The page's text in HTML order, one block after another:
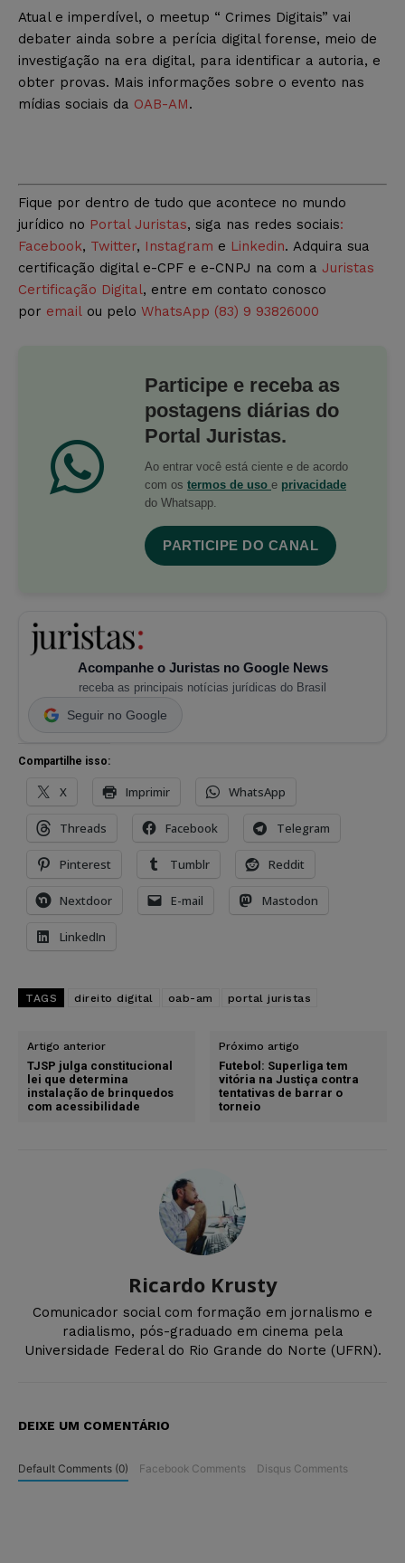
Atual e imperdível, o meetup “ Crimes Digitais” vai
debater ainda sobre a perícia digital forense, meio de
investigação na era digital, para identificar a autoria, e
obter provas. Mais informações sobre o evento nas
mídias sociais da OAB-AM.
Fique por dentro de tudo que acontece no mundo
jurídico no Portal Juristas, siga nas redes sociais:
Facebook, Twitter, Instagram e Linkedin. Adquira sua
certificação digital e-CPF e e-CNPJ na com a Juristas
Certificação Digital, entre em contato conosco
por email ou pelo WhatsApp (83) 9 93826000
Participe e receba as
postagens diárias do
Portal Juristas.
Ao entrar você está ciente e de acordo
com os termos de uso e privacidade
do Whatsapp.
PARTICIPE DO CANAL
Acompanhe o Juristas no Google News
receba as principais notícias jurídicas do Brasil
Seguir no Google
Compartilhe isso:
X Imprimir WhatsApp
Threads Facebook Telegram
Pinterest Tumblr Reddit
Nextdoor E-mail Mastodon
LinkedIn
TAGS direito digital oab-am portal juristas
Artigo anterior
TJSP julga constitucional
lei que determina
instalação de brinquedos
com acessibilidade
Próximo artigo
Futebol: Superliga tem
vitória na Justiça contra
tentativas de barrar o
torneio
Ricardo Krusty
Comunicador social com formação em jornalismo e
radialismo, pós-graduado em cinema pela
Universidade Federal do Rio Grande do Norte (UFRN).
DEIXE UM COMENTÁRIO
Default Comments (0) Facebook Comments Disqus Comments